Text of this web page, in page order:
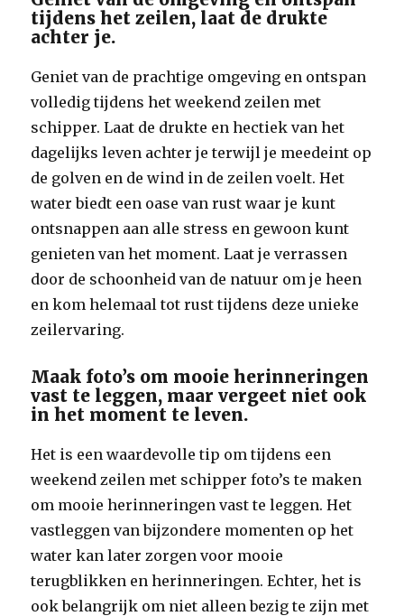
tijdens het zeilen, laat de drukte
achter je.
Geniet van de prachtige omgeving en ontspan
volledig tijdens het weekend zeilen met
schipper. Laat de drukte en hectiek van het
dagelijks leven achter je terwijl je meedeint op
de golven en de wind in de zeilen voelt. Het
water biedt een oase van rust waar je kunt
ontsnappen aan alle stress en gewoon kunt
genieten van het moment. Laat je verrassen
door de schoonheid van de natuur om je heen
en kom helemaal tot rust tijdens deze unieke
zeilervaring.
Maak foto’s om mooie herinneringen
vast te leggen, maar vergeet niet ook
in het moment te leven.
Het is een waardevolle tip om tijdens een
weekend zeilen met schipper foto’s te maken
om mooie herinneringen vast te leggen. Het
vastleggen van bijzondere momenten op het
water kan later zorgen voor mooie
terugblikken en herinneringen. Echter, het is
ook belangrijk om niet alleen bezig te zijn met